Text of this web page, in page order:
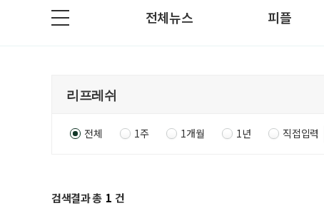
전체뉴스 피플
전체 1주 1개월 1년 직접입력
검색결과 총 1 건